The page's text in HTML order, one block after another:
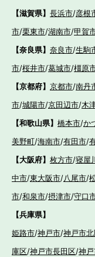
【滋賀県】 長浜市/彦根
市/栗東市/湖南市/甲賀
【奈良県】 奈良市/生駒
市/桜井市/葛城市/橿原
【京都府】 京都市/南丹
市/城陽市/京田辺市/木
【和歌山県】 橋本市/か
美野町/海南市/有田市/
【大阪府】 枚方市/寝屋
中市/東大阪市/八尾市/
市/和泉市/摂津市/守口
【兵庫県】
姫路市/神戸市/神戸市
庫区/神戸市長田区/神